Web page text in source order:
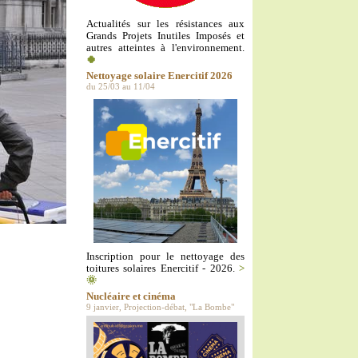
Actualités sur les résistances aux
Grands Projets Inutiles Imposés et
autres atteintes à l'environnement.
🍀
Nettoyage solaire Enercitif 2026
du 25/03 au 11/04
Inscription pour le nettoyage des
toitures solaires Enercitif - 2026.>
🌞
Nucléaire et cinéma
9 janvier, Projection-débat, "La Bombe"